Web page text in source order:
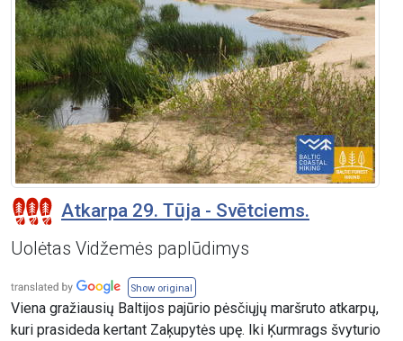
Atkarpa 29. Tūja - Svētciems.
Uolėtas Vidžemės paplūdimys
Show original
Viena gražiausių Baltijos pajūrio pėsčiųjų maršruto atkarpų,
kuri prasideda kertant Zaķupytės upę. Iki Ķurmrags švyturio